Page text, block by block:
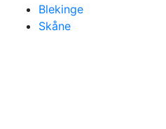
Blekinge
Skåne